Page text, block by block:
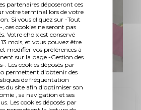
partenaires déposeront ces
votre terminal lors de votre
Si vous cliquez sur -Tout
, ces cookies ne seront pas
Votre choix est conservé
mois, et vous pouvez être
modifier vos préférences à
sur la page -Gestion des
. Les cookies déposés par
permettent d'obtenir des
de fréquentation
du site afin d'optimiser son
, sa navigation et ses
Les cookies déposés par
Jeune Public
Murs-Murs »